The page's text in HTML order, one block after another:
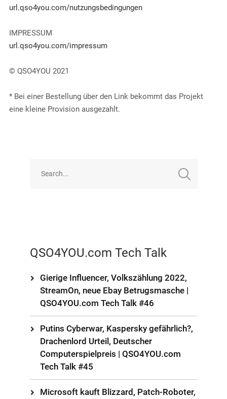
url.qso4you.com/nutzungsbedingungen
IMPRESSUM
url.qso4you.com/impressum
© QSO4YOU 2021
* Bei einer Bestellung über den Link bekommt das Projekt
eine kleine Provision ausgezahlt.
QSO4YOU.com Tech Talk
Gierige Influencer, Volkszählung 2022,
StreamOn, neue Ebay Betrugsmasche |
QSO4YOU.com Tech Talk #46
Putins Cyberwar, Kaspersky gefährlich?,
Drachenlord Urteil, Deutscher
Computerspielpreis | QSO4YOU.com
Tech Talk #45
Microsoft kauft Blizzard, Patch-Roboter,